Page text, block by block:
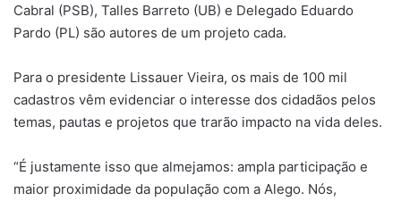
Cabral (PSB), Talles Barreto (UB) e Delegado Eduardo
Pardo (PL) são autores de um projeto cada.
Para o presidente Lissauer Vieira, os mais de 100 mil
cadastros vêm evidenciar o interesse dos cidadãos pelos
temas, pautas e projetos que trarão impacto na vida deles.
“É justamente isso que almejamos: ampla participação e
maior proximidade da população com a Alego. Nós,